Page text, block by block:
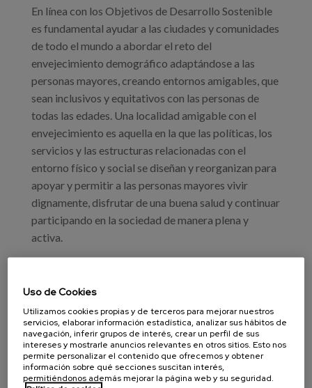
En línea con los Objetivos de Desarrollo Sostenible
es fundamental ayudar a las ciudades y comunidades
de todo el mundo a abordar el reto del
envejecimiento demográfico adaptándose a las
personas mayores, creando entornos amigables, que
sean inclusivos y equitativos con las personas de
todas las edades. Una localidad amigable con el
envejecimiento es aquella en la que las políticas, los
servicios y las estructuras relacionadas con el
entorno físico y social se diseñan y reorganizan para
apoyar y permitir a las personas mayores vivir
dignamente, disfrutar de una buena salud y continuar
participando en la sociedad de manera plena y
activa.
Mundial de Ciudades y Comunidades Amigables con
organizan este encuentro con los siguientes
objetivos:
Compartir prácticas innovadoras en la creación de
Uso de Cookies
Utilizamos cookies propias y de terceros para mejorar nuestros
servicios, elaborar información estadística, analizar sus hábitos de
navegación, inferir grupos de interés, crear un perfil de sus
intereses y mostrarle anuncios relevantes en otros sitios. Esto nos
permite personalizar el contenido que ofrecemos y obtener
información sobre qué secciones suscitan interés,
permitiéndonos además mejorar la página web y su seguridad.